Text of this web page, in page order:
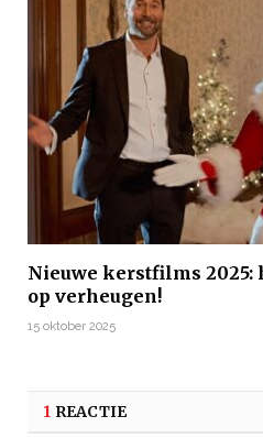
Nieuwe kerstfilms 2025:
op verheugen!
15 oktober 2025
1 REACTIE